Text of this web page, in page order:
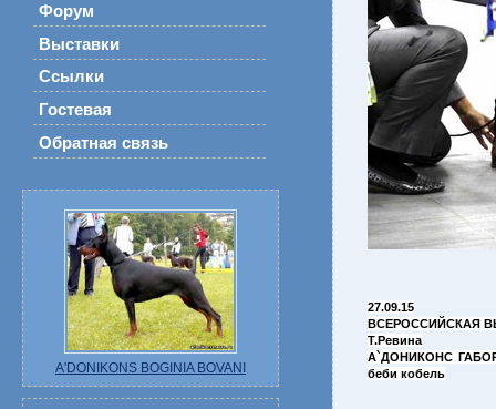
Форум
Выставки
Ссылки
Гостевая
Обратная связь
A'DONIKONS BOGINIA BOVANI
27.09.15
ВСЕРОССИЙСКАЯ
Т.Ревина
А`ДОНИКОНС ГАБОР
беби кобель